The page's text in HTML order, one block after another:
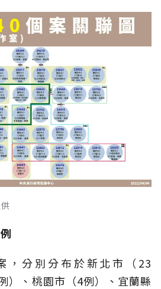
例
，分別分布於新北市（23
）、桃園市（4例）、宜蘭縣